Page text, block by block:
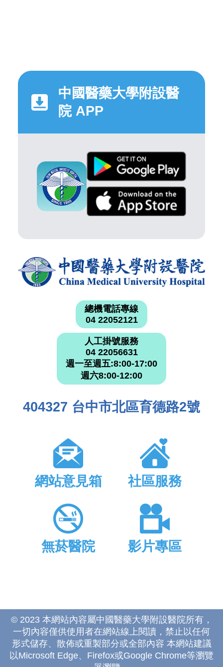
中國醫藥大學附設醫
院 APP
總機電話專線
04 22052121
人工掛號服務
04 22056631
週一至週五:8:00-17:00
週六8:00-12:00
404327 台中市北區育德路2號
網站意見箱 社區服務
無菸醫院 影片專區
© 2023 本網站內容屬中國醫藥大學附設醫院所有，
一切內容僅供使用者在網站線上閱讀，禁止以任何
形式儲存、散佈或重製部分或全部內容 本網站建議
以Microsoft Edge、Firefox或Google Chrome等瀏覽